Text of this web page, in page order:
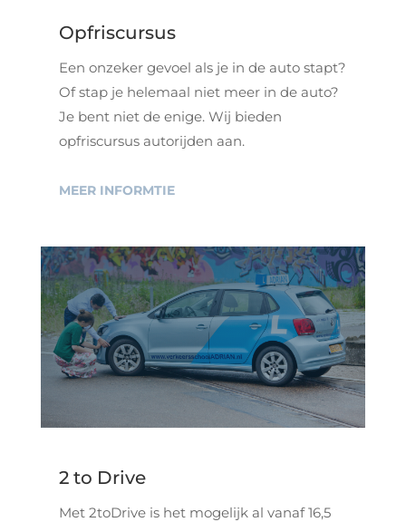
Opfriscursus
Een onzeker gevoel als je in de auto stapt?
Of stap je helemaal niet meer in de auto?
Je bent niet de enige. Wij bieden
opfriscursus autorijden aan.
MEER INFORMTIE
2 to Drive
Met 2toDrive is het mogelijk al vanaf 16,5